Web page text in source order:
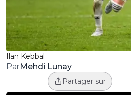
Ilan Kebbal
ParMehdi Lunay
Partager sur